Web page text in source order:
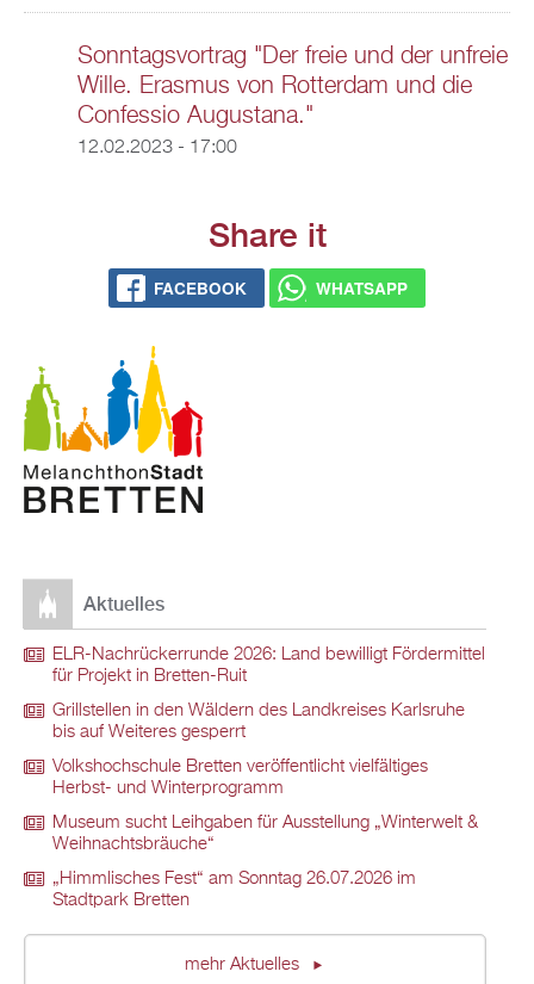
Sonntagsvortrag "Der freie und der unfreie
Wille. Erasmus von Rotterdam und die
Confessio Augustana."
12.02.2023 - 17:00
Share it
FACEBOOK WHATSAPP
Aktuelles
ELR-Nachrückerrunde 2026: Land bewilligt Fördermittel
für Projekt in Bretten-Ruit
Grillstellen in den Wäldern des Landkreises Karlsruhe
bis auf Weiteres gesperrt
Volkshochschule Bretten veröffentlicht vielfältiges
Herbst- und Winterprogramm
Museum sucht Leihgaben für Ausstellung „Winterwelt &
Weihnachtsbräuche“
„Himmlisches Fest“ am Sonntag 26.07.2026 im
Stadtpark Bretten
mehr Aktuelles